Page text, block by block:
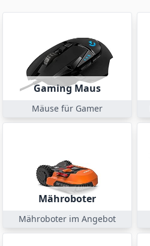
Gaming Maus
Mäuse für Gamer
Mähroboter
Mähroboter im Angebot